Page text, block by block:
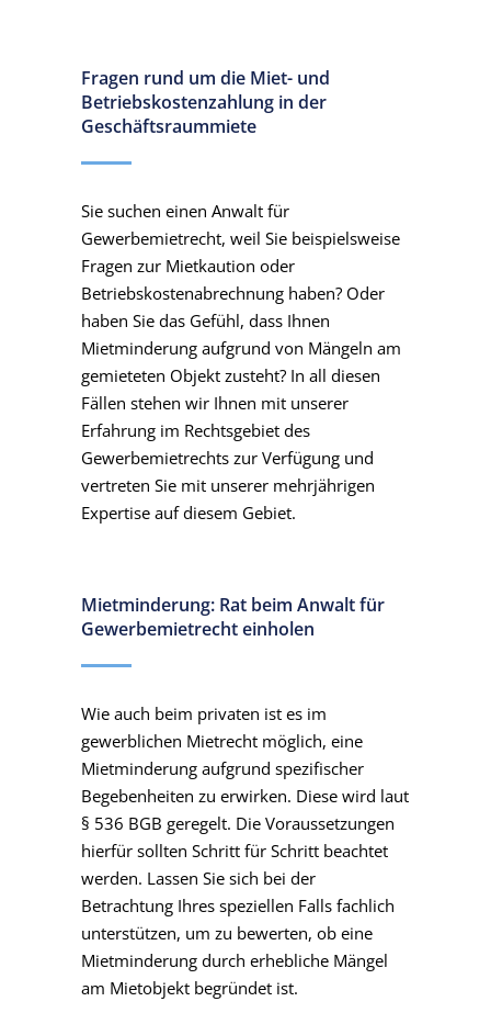
Fragen rund um die Miet- und
Betriebskostenzahlung in der
Geschäftsraummiete
Sie suchen einen Anwalt für
Gewerbemietrecht, weil Sie beispielsweise
Fragen zur Mietkaution oder
Betriebskostenabrechnung haben? Oder
haben Sie das Gefühl, dass Ihnen
Mietminderung aufgrund von Mängeln am
gemieteten Objekt zusteht? In all diesen
Fällen stehen wir Ihnen mit unserer
Erfahrung im Rechtsgebiet des
Gewerbemietrechts zur Verfügung und
vertreten Sie mit unserer mehrjährigen
Expertise auf diesem Gebiet.
Mietminderung: Rat beim Anwalt für
Gewerbemietrecht einholen
Wie auch beim privaten ist es im
gewerblichen Mietrecht möglich, eine
Mietminderung aufgrund spezifischer
Begebenheiten zu erwirken. Diese wird laut
§ 536 BGB geregelt. Die Voraussetzungen
hierfür sollten Schritt für Schritt beachtet
werden. Lassen Sie sich bei der
Betrachtung Ihres speziellen Falls fachlich
unterstützen, um zu bewerten, ob eine
Mietminderung durch erhebliche Mängel
am Mietobjekt begründet ist.